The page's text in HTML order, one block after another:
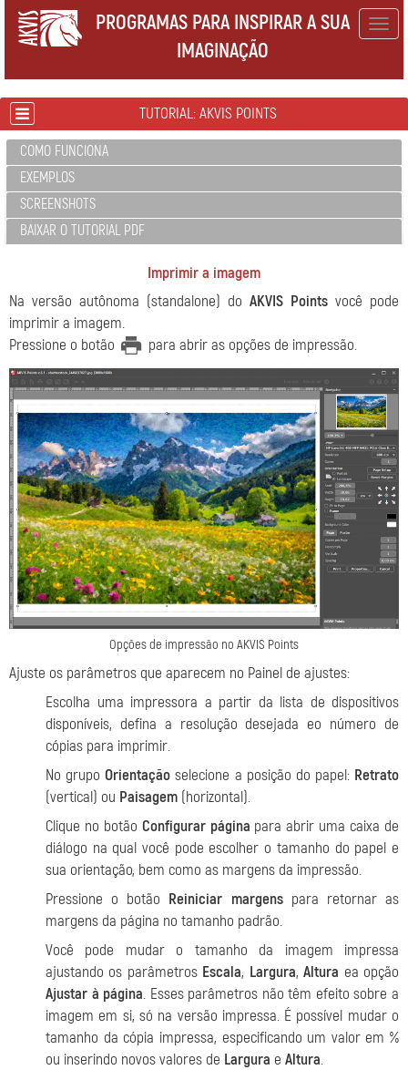
PROGRAMAS PARA INSPIRAR A SUA
IMAGINAÇÃO
TUTORIAL: AKVIS POINTS
COMO FUNCIONA
EXEMPLOS
SCREENSHOTS
BAIXAR O TUTORIAL PDF
Imprimir a imagem
Na versão autônoma (standalone) do AKVIS Points você pode
imprimir a imagem.
Pressione o botão
para abrir as opções de impressão.
Opções de impressão no AKVIS Points
Ajuste os parâmetros que aparecem no Painel de ajustes:
Escolha uma impressora a partir da lista de dispositivos
disponíveis, defina a resolução desejada eo número de
cópias para imprimir.
No grupoOrientação selecione a posição do papel: Retrato
(vertical) ou Paisagem (horizontal).
Clique no botão Configurar página para abrir uma caixa de
diálogo na qual você pode escolher o tamanho do papel e
sua orientação, bem como as margens da impressão.
Pressione o botão Reiniciar margenspara retornar as
margens da página no tamanho padrão.
Você pode mudar o tamanho da imagem impressa
ajustando os parâmetros Escala, Largura,Altura ea opção
Ajustar à página. Esses parâmetros não têm efeito sobre a
imagem em si, só na versão impressa. É possível mudar o
tamanho da cópia impressa, especificando um valor em %
ou inserindo novos valores de Largura e Altura.